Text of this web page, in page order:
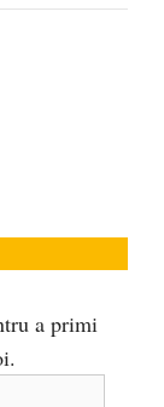
a primi